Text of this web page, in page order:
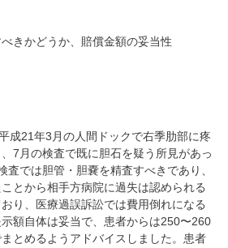
きかどうか、賠償金額の妥当性
成21年3月の人間ドックで右季肋部に疼
7月の検査で既に胆石を疑う所見があっ
査では胆管・胆嚢を精査すべきであり、
とから相手方病院に過失は認められる
り、医療過誤訴訟では費用倒れになる
額自体は妥当で、患者からは250〜260
とめるようアドバイスしました。患者